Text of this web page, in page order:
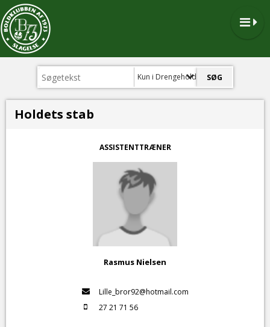
Kun i Drengehold
Holdets stab
ASSISTENTTRÆNER
Rasmus Nielsen
Lille_bror92@hotmail.com
27 21 71 56